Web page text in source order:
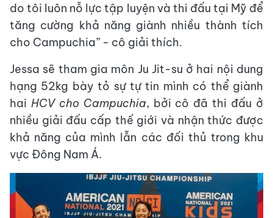
do tôi luôn nỗ lực tập luyện và thi đấu tại Mỹ để
tăng cường khả năng giành nhiều thành tích
cho Campuchia” - cô giải thích.
Jessa sẽ tham gia môn Ju Jit-su ở hai nội dung
hạng 52kg bày tỏ sự tự tin mình có thể giành
hai HCV cho Campuchia, bởi cô đã thi đấu ở
nhiều giải đấu cấp thế giới và nhận thức được
khả năng của mình lẫn các đối thủ trong khu
vực Đông Nam Á.